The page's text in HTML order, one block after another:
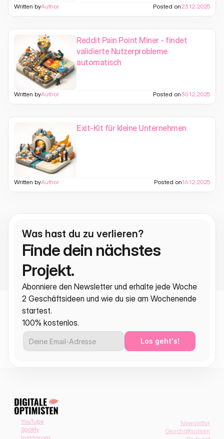
Written byAuthor Posted on23.12.2025
Reddit Pain Point Miner - findet
validierte Nutzerprobleme
automatisch
Written byAuthor Posted on30.12.2025
Exit-Kit für kleine Unternehmen
Written byAuthor Posted on16.12.2025
Was hast du zu verlieren?
Finde dein nächstes
Projekt.
Abonniere den Newsletter und erhalte jede Woche
2 Geschäftsideen und wie du sie am Wochenende
startest.
100% kostenlos.
Los geht's!
YouTube
Spotify
Instagram
Newsletter
Geschäftsideen